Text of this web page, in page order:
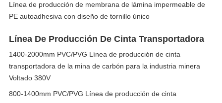
Línea de producción de membrana de lámina impermeable de
PE autoadhesiva con diseño de tornillo único
Línea De Producción De Cinta Transportadora
1400-2000mm PVC/PVG Línea de producción de cinta
transportadora de la mina de carbón para la industria minera
Voltado 380V
800-1400mm PVC/PVG Línea de producción de cinta